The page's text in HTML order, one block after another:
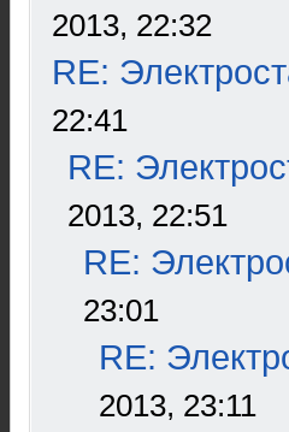
2013, 22:32
RE:
22:41
RE:
2013, 22:51
RE:
23:01
RE:
2013, 23:11